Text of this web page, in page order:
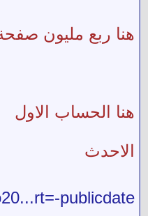
هنا ربع مليون صفحة تقريبا تزيد 100 الف كل
هنا الحساب الاول
الاحدث
publicdate